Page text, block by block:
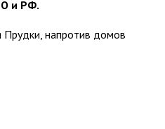
и РФ.
напротив домов